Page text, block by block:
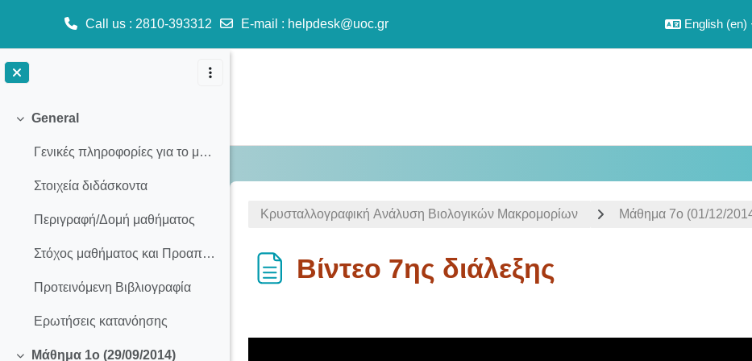
Call us : 2810-393312 E-mail : helpdesk@uoc.gr English ‎(en)‎
Collapse
General
Γενικές πληροφορίες για το μάθημα
Στοιχεία διδάσκοντα
Περιγραφή/Δομή μαθήματος
Στόχος μαθήματος και Προαπαιτούμενα
Προτεινόμενη Βιβλιογραφία
Ερωτήσεις κατανόησης
Μάθημα 1ο (29/09/2014)
Κρυσταλλογραφική Aνάλυση Bιολογικών Mακρομορίων Mάθημα 7ο (01/12/
Βίντεο 7ης διάλεξης